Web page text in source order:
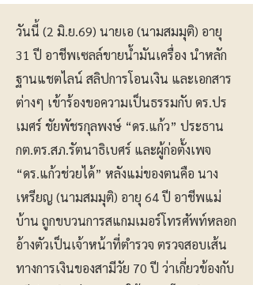
วันนี้ (2 มิ.ย.69) นายเอ (นามสมมุติ) อายุ
31 ปี อาชีพเซลล์ขายน้ำมันเครื่อง นำหลัก
ฐานแชตไลน์ สลิปการโอนเงิน และเอกสาร
ต่างๆ เข้าร้องขอความเป็นธรรมกับ ดร.ปร
เมศร์ ชัยพัชรกุลพงษ์ “ดร.แก้ว” ประธาน
กต.ตร.สภ.รัตนาธิเบศร์ และผู้ก่อตั้งเพจ
“ดร.แก้วช่วยได้” หลังแม่ของตนคือ นาง
เหรียญ (นามสมมุติ) อายุ 64 ปี อาชีพแม่
บ้าน ถูกขบวนการสแกมเมอร์โทรศัพท์หลอก
อ้างตัวเป็นเจ้าหน้าที่ตำรวจ ตรวจสอบเส้น
ทางการเงินของสามีวัย 70 ปี ว่าเกี่ยวข้องกับ